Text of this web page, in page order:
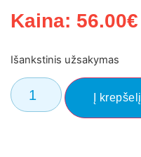
Kaina: 56.00€
Išankstinis užsakymas
Į krepšelį